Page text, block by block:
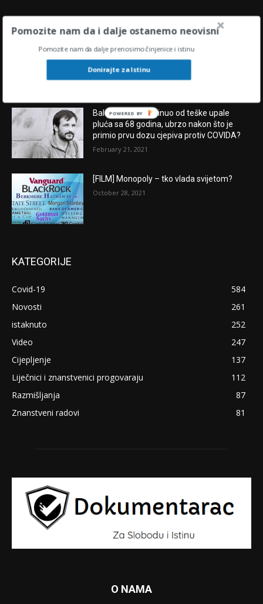
“U središtu oluje” : KAMO IDU HRVATSKAI
SVIJET U 2024.?
November 28, 2023
Balašević je preminuo od teške upale
pluća sa 68 godina, ubrzo nakon što je
primio prvu dozu cjepiva protiv COVIDA?
February 21, 2021
[FILM] Monopoly – tko vlada svijetom?
October 28, 2021
KATEGORIJE
Covid-19
584
Novosti
261
istaknuto
252
Video
247
Cijepljenje
137
Liječnici i znanstvenici progovaraju
112
Razmišljanja
87
Znanstveni radovi
81
O NAMA
Pomozite nam da i dalje ostanemo neovisni
Pomozite nam da dalje prenosimo činjenice i istinu
Donirajte za Istinu
POWERED BY